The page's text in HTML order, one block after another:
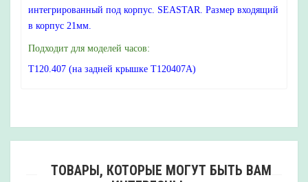
интегрированный под корпус. SEASTAR. Размер входящий
в корпус 21мм.
Подходит для моделей часов:
T120.407 (на задней крышке T120407A)
ТОВАРЫ, КОТОРЫЕ МОГУТ БЫТЬ ВАМ